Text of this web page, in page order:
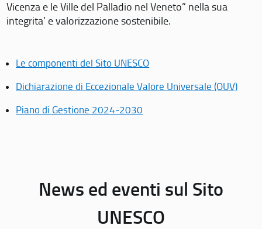
Vicenza e le Ville del Palladio nel Veneto” nella sua
integrita’ e valorizzazione sostenibile.
Le componenti del Sito UNESCO
Dichiarazione di Eccezionale Valore Universale (OUV)
Piano di Gestione 2024-2030
News ed eventi sul Sito
UNESCO